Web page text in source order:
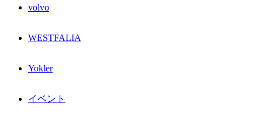
volvo
WESTFALIA
Yokler
イベント